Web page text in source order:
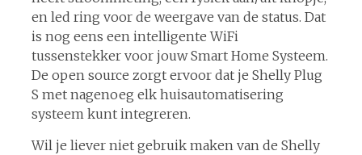
en led ring voor de weergave van de status. Dat
is nog eens een intelligente WiFi
tussenstekker voor jouw Smart Home Systeem.
De open source zorgt ervoor dat je Shelly Plug
S met nagenoeg elk huisautomatisering
systeem kunt integreren.
Wil je liever niet gebruik maken van de Shelly